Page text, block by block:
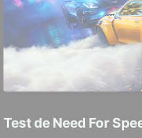
Test de Need For